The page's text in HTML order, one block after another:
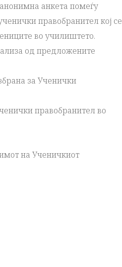
анкета помеѓу
правобранител кој се
во училиштето.
од предложените
за Ученички
правобранител во
на Ученичкиот